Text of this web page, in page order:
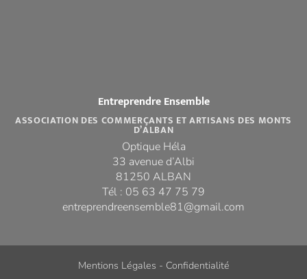
Entreprendre Ensemble
ASSOCIATION DES COMMERÇANTS ET ARTISANS DES MONTS
D’ALBAN
Optique Héla
33 avenue d’Albi
81250 ALBAN
Tél : 05 63 47 75 79
entreprendreensemble81@gmail.com
Mentions Légales - Confidentialité